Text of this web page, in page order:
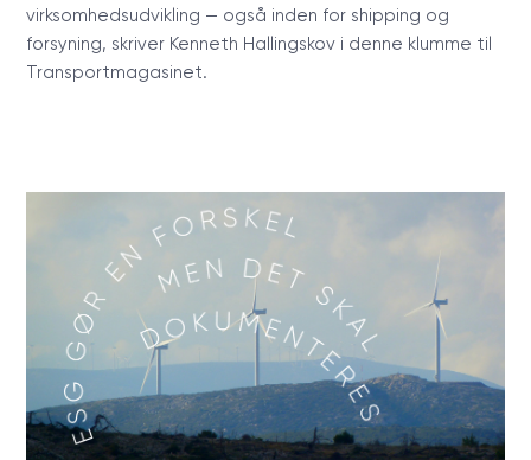
virksomhedsudvikling — også inden for shipping og
forsyning, skriver Kenneth Hallingskov i denne klumme til
Transportmagasinet.